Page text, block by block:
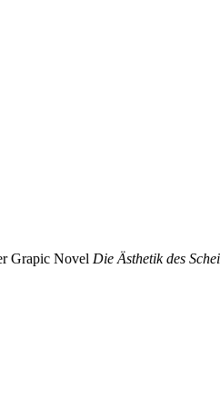
Grapic Novel Die Ästhetik des